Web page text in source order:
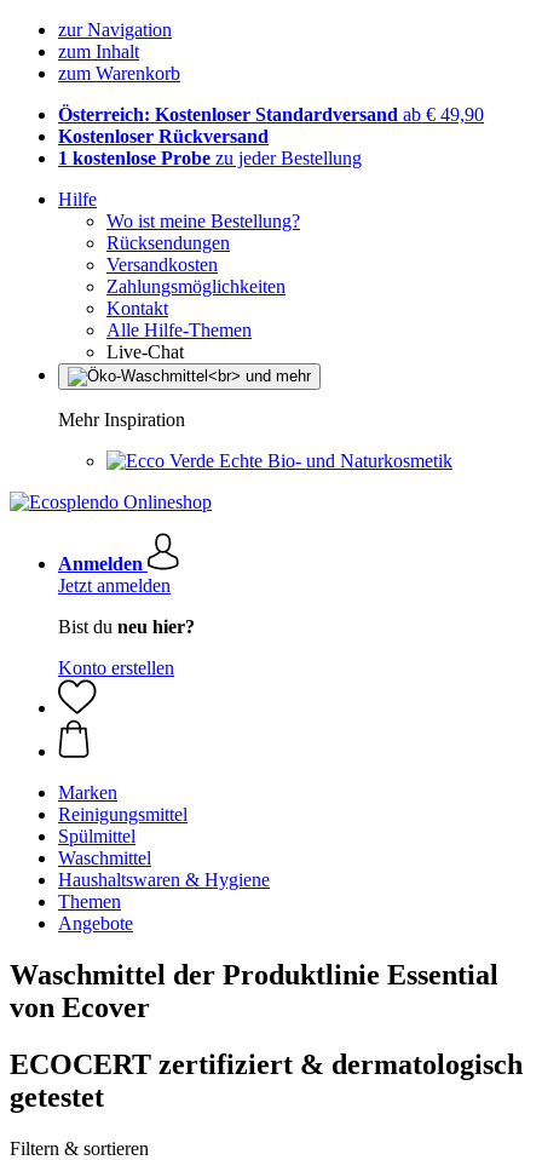
zur Navigation
zum Inhalt
zum Warenkorb
Österreich: Kostenloser Standardversand ab € 49,90
Kostenloser Rückversand
1 kostenlose Probe zu jeder Bestellung
Hilfe
Wo ist meine Bestellung?
Rücksendungen
Versandkosten
Zahlungsmöglichkeiten
Kontakt
Alle Hilfe-Themen
Live-Chat
Mehr Inspiration
Echte Bio- und Naturkosmetik
Anmelden
Jetzt anmelden
Bist du neu hier?
Konto erstellen
Marken
Reinigungsmittel
Spülmittel
Waschmittel
Haushaltswaren & Hygiene
Themen
Angebote
Waschmittel der Produktlinie Essential
von Ecover
ECOCERT zertifiziert & dermatologisch
getestet
Filtern & sortieren